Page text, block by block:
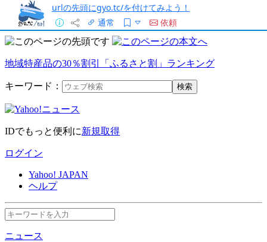
urlの先頭にgyo.tc/を付けてみよう！
通常
依頼